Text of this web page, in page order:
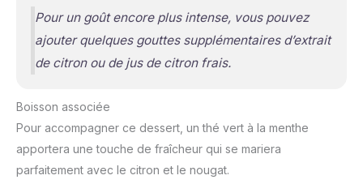
Pour un goût encore plus intense, vous pouvez
ajouter quelques gouttes supplémentaires d’extrait
de citron ou de jus de citron frais.
Boisson associée
Pour accompagner ce dessert, un thé vert à la menthe
apportera une touche de fraîcheur qui se mariera
parfaitement avec le citron et le nougat.